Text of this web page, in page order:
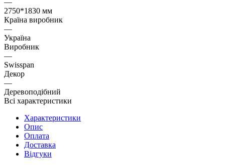
2750*1830 мм
Країна виробник
—
Україна
Виробник
—
Swisspan
Декор
—
Деревоподібний
Всі характеристики
Характеристики
Опис
Оплата
Доставка
Відгуки